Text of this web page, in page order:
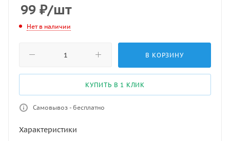
99 ₽/шт
Нет в наличии
В КОРЗИНУ
КУПИТЬ В 1 КЛИК
Самовывоз - бесплатно
Характеристики